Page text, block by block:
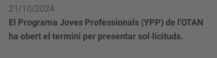
21/10/2024
El Programa Joves Professionals (YPP) de l'OTAN
ha obert el termini per presentar sol·licituds.